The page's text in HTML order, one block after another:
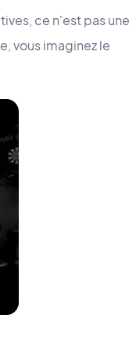
ce n'est pas une
vous imaginez le